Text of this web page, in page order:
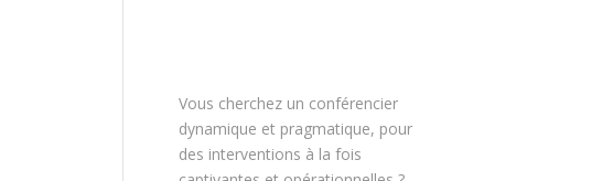
Vous cherchez un conférencier
dynamique et pragmatique, pour
des interventions à la fois